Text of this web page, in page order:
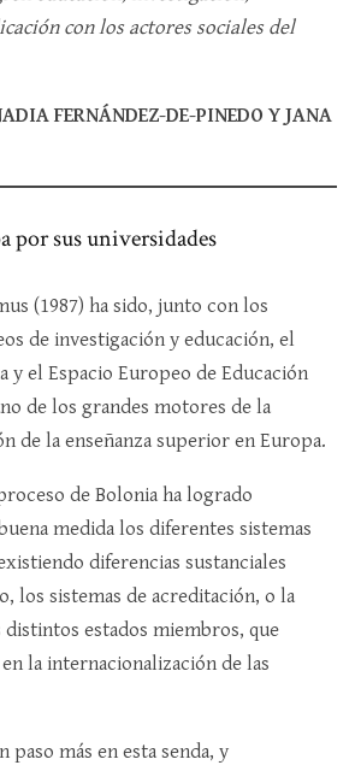
con los actores sociales del
FERNÁNDEZ-DE-PINEDO Y JANA
por sus universidades
(1987) ha sido, junto con los
de investigación y educación, el
y el Espacio Europeo de Educación
de los grandes motores de la
de la enseñanza superior en Europa.
de Bolonia ha logrado
medida los diferentes sistemas
diferencias sustanciales
los sistemas de acreditación, o la
estados miembros, que
la internacionalización de las
paso más en esta senda, y